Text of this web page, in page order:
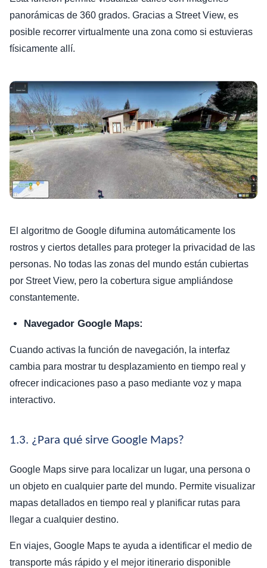
panorámicas de 360 grados. Gracias a Street View, es
posible recorrer virtualmente una zona como si estuvieras
físicamente allí.
El algoritmo de Google difumina automáticamente los
rostros y ciertos detalles para proteger la privacidad de las
personas. No todas las zonas del mundo están cubiertas
por Street View, pero la cobertura sigue ampliándose
constantemente.
Navegador Google Maps:
Cuando activas la función de navegación, la interfaz
cambia para mostrar tu desplazamiento en tiempo real y
ofrecer indicaciones paso a paso mediante voz y mapa
interactivo.
1.3. ¿Para qué sirve Google Maps?
Google Maps sirve para localizar un lugar, una persona o
un objeto en cualquier parte del mundo. Permite visualizar
mapas detallados en tiempo real y planificar rutas para
llegar a cualquier destino.
En viajes, Google Maps te ayuda a identificar el medio de
transporte más rápido y el mejor itinerario disponible